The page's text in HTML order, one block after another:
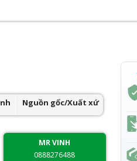
Nguồn gốc/Xuất xứ
MR VINH
0888276488